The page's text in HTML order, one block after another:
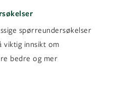
spørreundersøkelser
viktig innsikt om
bedre og mer